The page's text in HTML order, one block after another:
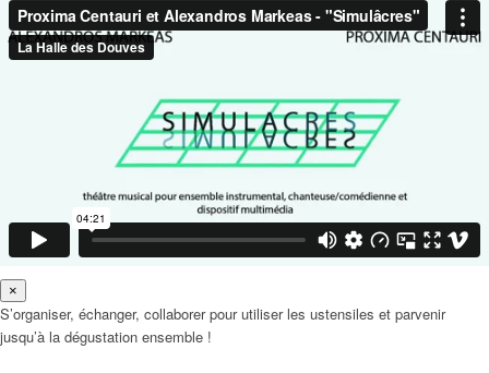
×
S’organiser, échanger, collaborer pour utiliser les ustensiles et parvenir
jusqu’à la dégustation ensemble !